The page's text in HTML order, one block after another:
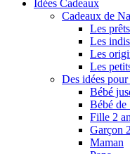
Idées Cadeaux
Cadeaux de
Les
Les
Les
Les
Des idées
Bébé
Bébé de
Fille 2
Garçon
Maman